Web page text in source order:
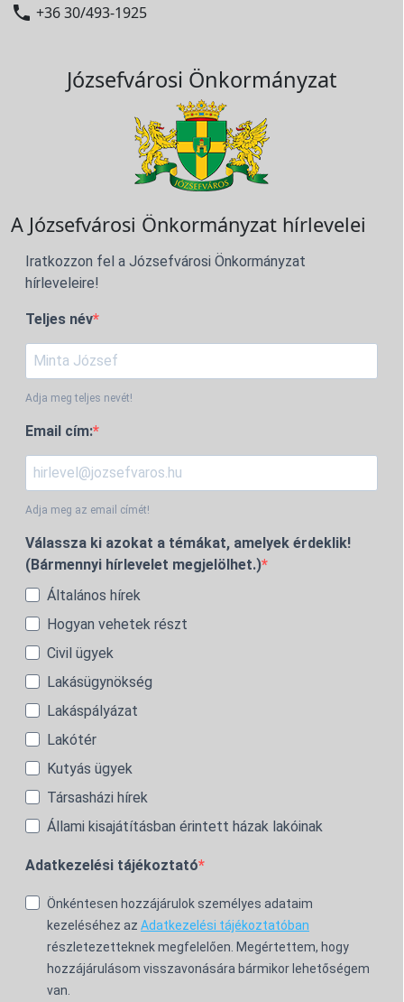
 +36 30/493-1925
Józsefvárosi Önkormányzat
A Józsefvárosi Önkormányzat hírlevelei
Iratkozzon fel a Józsefvárosi Önkormányzat
hírleveleire!
Teljes név
Adja meg teljes nevét!
Email cím:
Adja meg az email címét!
Válassza ki azokat a témákat, amelyek érdeklik!
(Bármennyi hírlevelet megjelölhet.)
Általános hírek
Hogyan vehetek részt
Civil ügyek
Lakásügynökség
Lakáspályázat
Lakótér
Kutyás ügyek
Társasházi hírek
Állami kisajátításban érintett házak lakóinak
Adatkezelési tájékoztató
Önkéntesen hozzájárulok személyes adataim
kezeléséhez az Adatkezelési tájékoztatóban
részletezetteknek megfelelően. Megértettem, hogy
hozzájárulásom visszavonására bármikor lehetőségem
van.